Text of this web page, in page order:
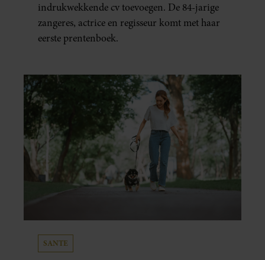
indrukwekkende cv toevoegen. De 84-jarige
zangeres, actrice en regisseur komt met haar
eerste prentenboek.
SANTE